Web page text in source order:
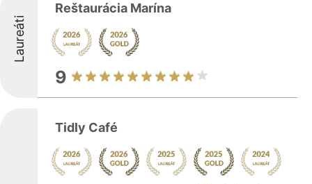
Laureáti
Reštaurácia Marína
9
Tidly Café